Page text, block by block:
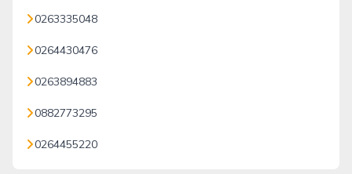
0263335048
0264430476
0263894883
0882773295
0264455220